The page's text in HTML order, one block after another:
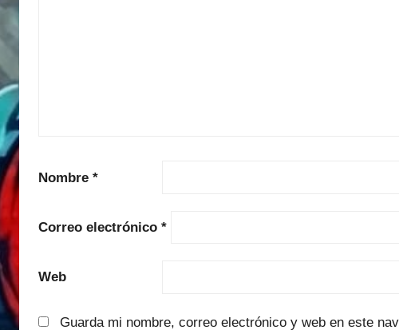
Nombre *
Correo electrónico *
Web
Guarda mi nombre, correo electrónico y web en este